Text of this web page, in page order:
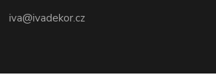
iva@ivadekor.cz